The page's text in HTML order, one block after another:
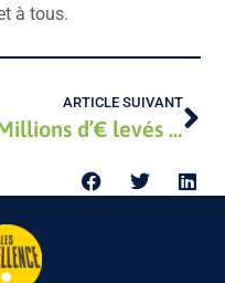
à tous.
ARTICLE SUIVANT
5 Millions d’€ levés grâce au financement participatif !